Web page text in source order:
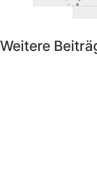
Weitere